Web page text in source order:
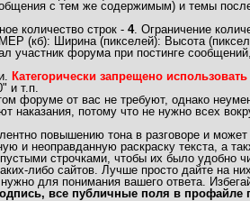
с тем же содержимым) и темы
количество строк - 4. Ограничение
(кб): Ширина (пикселей): Высота
участник форума при постинге
Категорически запрещено
и т.п.
форуме от вас не требуют, однако
потому что не нужно всех
повышению тона в разговоре и
и неоправданную раскраску текста, а
строчками, чтобы их было удобно
либо сайтов. Лучше просто дайте на
для понимания вашего ответа.
все публичные поля в профайле